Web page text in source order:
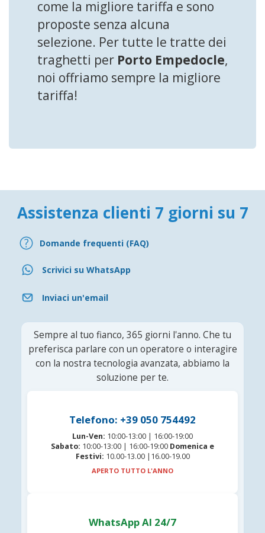
come la migliore tariffa e sono
proposte senza alcuna
selezione. Per tutte le tratte dei
traghetti per Porto Empedocle,
noi offriamo sempre la migliore
tariffa!
Assistenza clienti 7 giorni su 7
Domande frequenti (FAQ)
Scrivici su WhatsApp
Inviaci un'email
Sempre al tuo fianco, 365 giorni l'anno. Che tu
preferisca parlare con un operatore o interagire
con la nostra tecnologia avanzata, abbiamo la
soluzione per te.
Telefono: +39 050 754492
Lun-Ven: 10:00-13:00 | 16:00-19:00
Sabato: 10:00-13:00 | 16:00-19:00 Domenica e
Festivi: 10.00-13.00 |16.00-19.00
APERTO TUTTO L'ANNO
WhatsApp AI 24/7